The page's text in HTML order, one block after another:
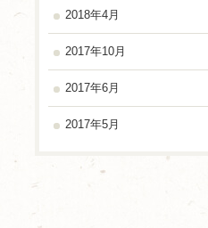
2018年4月
2017年10月
2017年6月
2017年5月